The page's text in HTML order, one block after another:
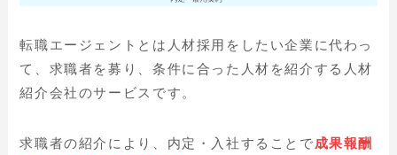
転職エージェントとは人材採用をしたい企業に代わっ
て、求職者を募り、条件に合った人材を紹介する人材
紹介会社のサービスです。
求職者の紹介により、内定・入社することで成果報酬